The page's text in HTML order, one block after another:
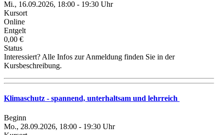
Mi., 16.09.2026, 18:00 - 19:30 Uhr
Kursort
Online
Entgelt
0,00 €
Status
Interessiert? Alle Infos zur Anmeldung finden Sie in der
Kursbeschreibung.
Klimaschutz - spannend, unterhaltsam und lehrreich
Beginn
Mo., 28.09.2026, 18:00 - 19:30 Uhr